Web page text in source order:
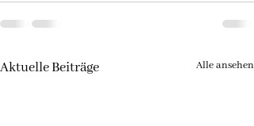
Aktuelle Beiträge Alle ansehen